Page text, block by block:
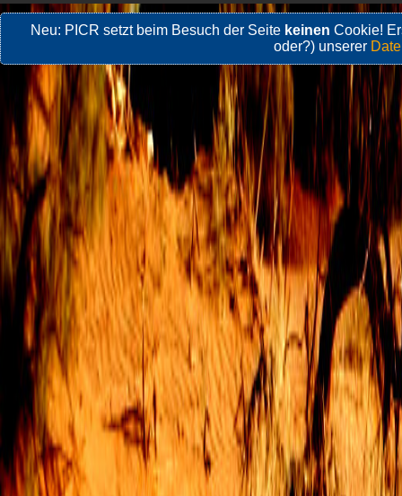
Neu: PICR setzt beim Besuch der Seite keinen Cookie!
oder?) unserer